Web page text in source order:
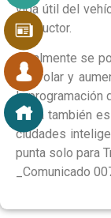
vida útil del
conductor.
Igualmente se
controlar y
la programación
“Esta también
ciudades
punta solo para
_Comunicado